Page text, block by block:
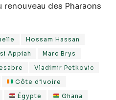
des Pharaons
Hossam Hassan
Appiah
Marc Brys
Vladimir Petkovic
Côte d’Ivoire
Égypte
Ghana